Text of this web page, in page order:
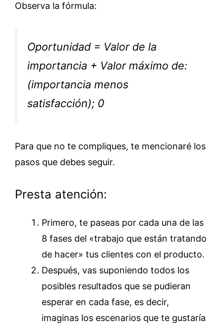
Observa la fórmula:
Oportunidad = Valor de la
importancia + Valor máximo de:
(importancia menos
satisfacción); 0
Para que no te compliques, te mencionaré los
pasos que debes seguir.
Presta atención:
Primero, te paseas por cada una de las
8 fases del «trabajo que están tratando
de hacer» tus clientes con el producto.
Después, vas suponiendo todos los
posibles resultados que se pudieran
esperar en cada fase, es decir,
imaginas los escenarios que te gustaría